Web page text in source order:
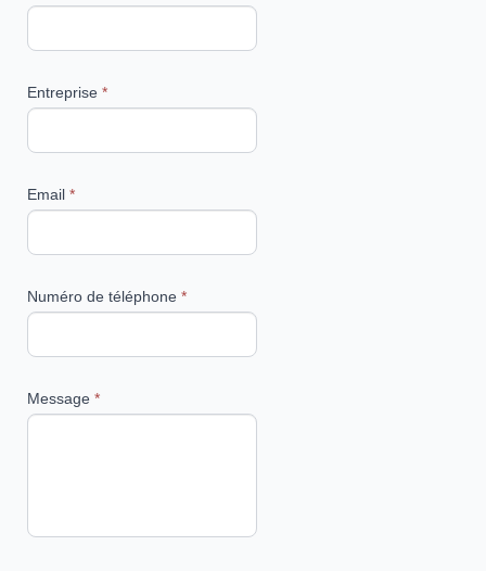
Entreprise *
Email *
Numéro de téléphone *
Message *